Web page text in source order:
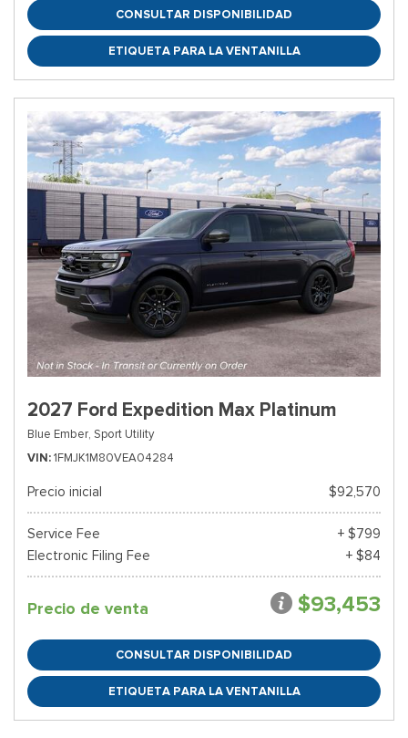
CONSULTAR DISPONIBILIDAD
ETIQUETA PARA LA VENTANILLA
2027 Ford Expedition Max Platinum
Blue Ember, Sport Utility
VIN 1FMJK1M80VEA04284
Precio inicial $92,570
Service Fee
+ $799
Electronic Filing Fee
+ $84
Precio de venta $93,453
CONSULTAR DISPONIBILIDAD
ETIQUETA PARA LA VENTANILLA